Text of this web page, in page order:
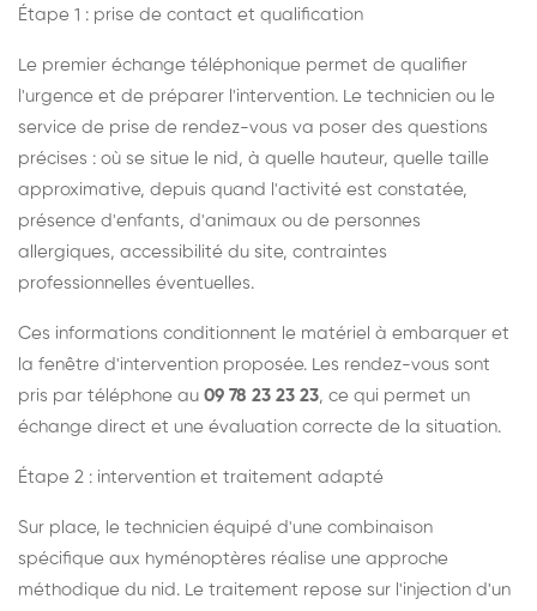
Étape 1 : prise de contact et qualification
Le premier échange téléphonique permet de qualifier
l'urgence et de préparer l'intervention. Le technicien ou le
service de prise de rendez-vous va poser des questions
précises : où se situe le nid, à quelle hauteur, quelle taille
approximative, depuis quand l'activité est constatée,
présence d'enfants, d'animaux ou de personnes
allergiques, accessibilité du site, contraintes
professionnelles éventuelles.
Ces informations conditionnent le matériel à embarquer et
la fenêtre d'intervention proposée. Les rendez-vous sont
pris par téléphone au 09 78 23 23 23, ce qui permet un
échange direct et une évaluation correcte de la situation.
Étape 2 : intervention et traitement adapté
Sur place, le technicien équipé d'une combinaison
spécifique aux hyménoptères réalise une approche
méthodique du nid. Le traitement repose sur l'injection d'un